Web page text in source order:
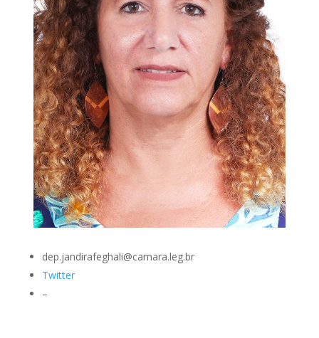
dep.jandirafeghali@camara.leg.br
Twitter
–